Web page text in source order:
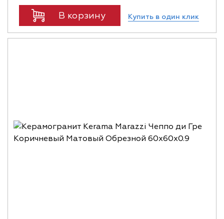
В корзину Купить в один клик